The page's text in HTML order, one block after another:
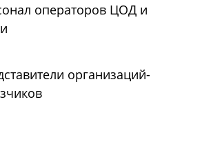
операторов ЦОД и
организаций-